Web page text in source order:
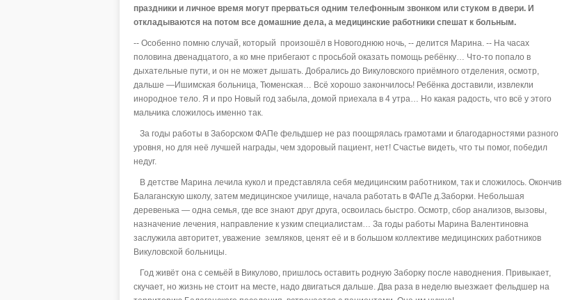
праздники и личное время могут прерваться одним телефонным звонком или стуком в двери. И
откладываются на потом все домашние дела, а медицинские работники спешат к больным.
-- Особенно помню случай, который произошёл в Новогоднюю ночь, -- делится Марина. -- На часах
половина двенадцатого, а ко мне прибегают с просьбой оказать помощь ребёнку… Что-то попало в
дыхательные пути, и он не может дышать. Добрались до Викуловского приёмного отделения, осмотр,
дальше —Ишимская больница, Тюменская… Всё хорошо закончилось! Ребёнка доставили, извлекли
инородное тело. Я и про Новый год забыла, домой приехала в 4 утра… Но какая радость, что всё у этого
мальчика сложилось именно так.
За годы работы в Заборском ФАПе фельдшер не раз поощрялась грамотами и благодарностями разного
уровня, но для неё лучшей награды, чем здоровый пациент, нет! Счастье видеть, что ты помог, победил
недуг.
В детстве Марина лечила кукол и представляла себя медицинским работником, так и сложилось. Окончив
Балаганскую школу, затем медицинское училище, начала работать в ФАПе д.Заборки. Небольшая
деревенька — одна семья, где все знают друг друга, освоилась быстро. Осмотр, сбор анализов, вызовы,
назначение лечения, направление к узким специалистам… За годы работы Марина Валентиновна
заслужила авторитет, уважение земляков, ценят её и в большом коллективе медицинских работников
Викуловской больницы.
Год живёт она с семьёй в Викулово, пришлось оставить родную Заборку после наводнения. Привыкает,
скучает, но жизнь не стоит на месте, надо двигаться дальше. Два раза в неделю выезжает фельдшер на